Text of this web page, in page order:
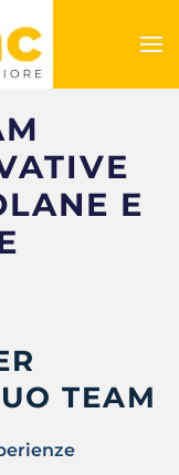
E
TEAM